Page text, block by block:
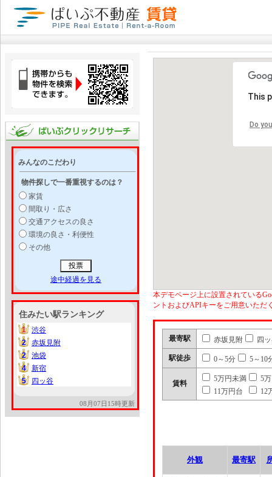
みんなのこだわり
物件探しで一番重視するのは？
家賃
間取り・広さ
交通アクセスの良さ
環境の良さ・利便性
その他
途中経過を見る
住みたい駅ランキング
1
1
渋谷
2
2
赤坂見附
2
2
池袋
4
4
新宿
5
5 四ッ谷
08月07日15時更新
This
Do
本デモページ上に設置されている
ントおよびAPIキーをご用意いただ
最寄駅 赤坂見附 四
駅徒歩 0～5分 5～10
賃料
5万円未満
5
11万円台
12
外観 最寄駅